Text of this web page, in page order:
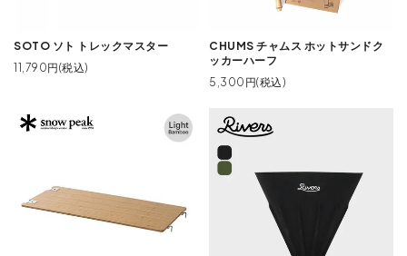
SOTO ソト トレックマスター
11,790円(税込)
CHUMS チャムス ホットサンドク
ッカーハーフ
5,300円(税込)